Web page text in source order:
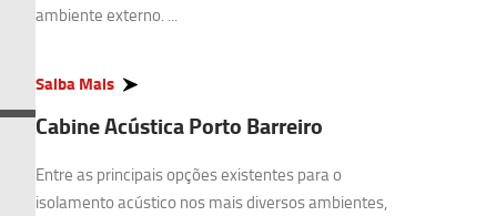
ambiente externo. ...
Saiba Mais
Cabine Acústica Porto Barreiro
Entre as principais opções existentes para o
isolamento acústico nos mais diversos ambientes,